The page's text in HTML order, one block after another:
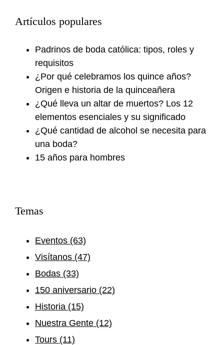
Artículos populares
Padrinos de boda católica: tipos, roles y
requisitos
¿Por qué celebramos los quince años?
Origen e historia de la quinceañera
¿Qué lleva un altar de muertos? Los 12
elementos esenciales y su significado
¿Qué cantidad de alcohol se necesita para
una boda?
15 años para hombres
Temas
Eventos (63)
Visítanos (47)
Bodas (33)
150 aniversario (22)
Historia (15)
Nuestra Gente (12)
Tours (11)